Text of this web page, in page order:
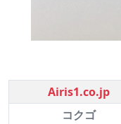
Airis1.co.jp
コクゴ